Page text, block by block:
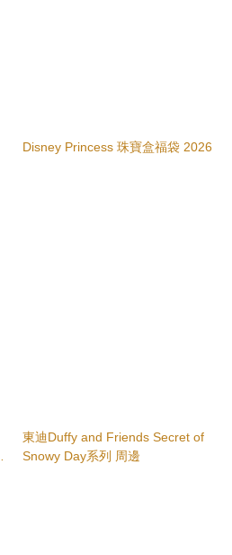
Disney Princess 珠寶盒福袋 2026
東迪Duffy and Friends Secret of
Snowy Day系列 周邊